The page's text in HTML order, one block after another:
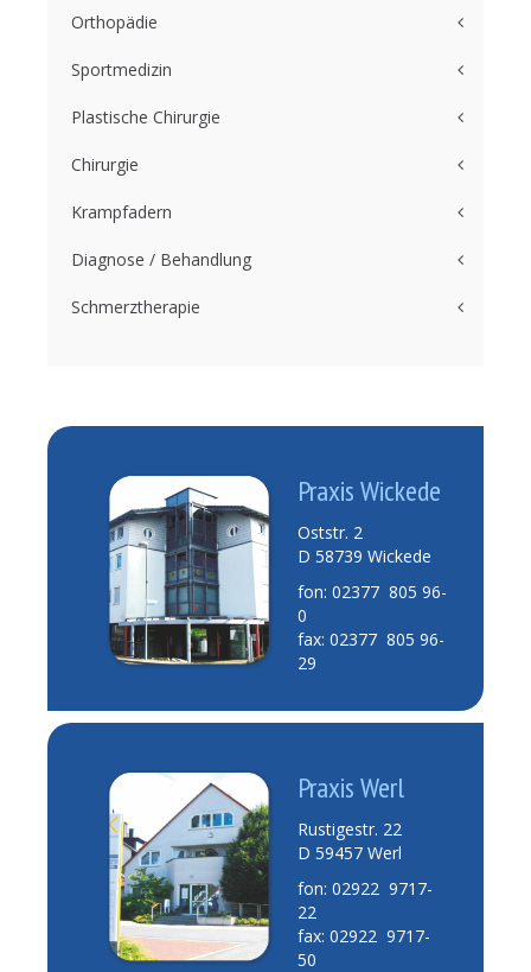
Orthopädie
Sportmedizin
Plastische Chirurgie
Chirurgie
Krampfadern
Diagnose / Behandlung
Schmerztherapie
Praxis Wickede
Oststr. 2
D 58739 Wickede
fon: 02377 805 96-
0
fax: 02377 805 96-
29
Praxis Werl
Rustigestr. 22
D 59457 Werl
fon: 02922 9717-
22
fax: 02922 9717-
50